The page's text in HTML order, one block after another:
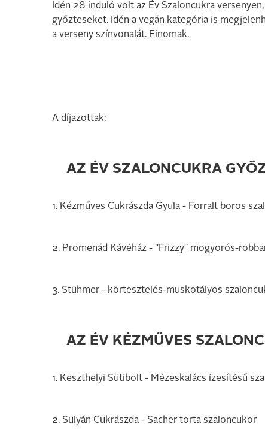
Idén 28 induló volt az Év Szaloncukra
győzteseket. Idén a vegán kategória is
a verseny színvonalát. Finomak.
A díjazottak:
AZ ÉV SZALONCUKRA
1. Kézműves Cukrászda Gyula - Forralt boros
2. Promenád Kávéház - "Frizzy" mogyorós-
3. Stühmer - körtesztelés-muskotályos
AZ ÉV KÉZMŰVES
1. Keszthelyi Sütibolt - Mézeskalács ízesítésű
2. Sulyán Cukrászda - Sacher torta szaloncukor